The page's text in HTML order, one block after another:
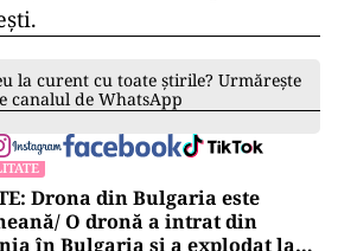
autorităților, plătită scump:
euro pentru un bucureștean
pentru a stabili
ale incidentului și pentru
responsabilități legale
Stația de metrou Basarab și-a